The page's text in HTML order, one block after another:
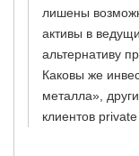
лишены
активы в
альтернативу
Каковы же
металла»,
клиентов